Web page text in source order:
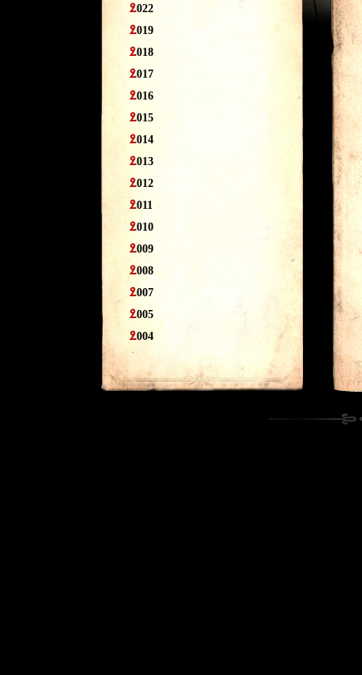
2022
2019
2018
2017
2016
2015
2014
2013
2012
2011
2010
2009
2008
2007
2005
2004
2
1999